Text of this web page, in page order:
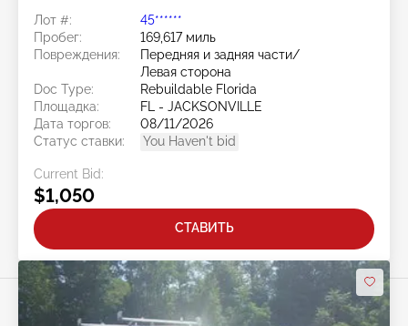
Лот #:
45******
Пробег:
169,617 миль
Повреждения:
Передняя и задняя части/
Левая сторона
Doc Type:
Rebuildable Florida
Площадка:
FL - JACKSONVILLE
Дата торгов:
08/11/2026
Статус ставки:
You Haven't bid
Current Bid:
$1,050
СТАВИТЬ